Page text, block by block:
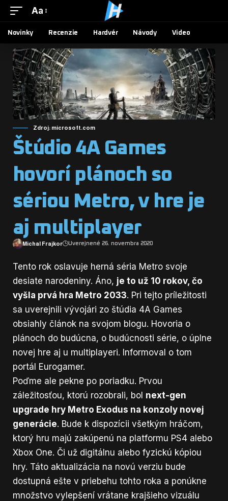
Aa
Novinky Recenzie Hardvér Návody Video
Zdroj: microsoft.com
Štúdio 4A Games
hovorí plánoch so
sériou Metro, v hre je
aj multiplayer
Michal Frajkor Uverejnené 26. novembra 2020
Tento rok oslavuje herná séria Metro svoje
desiate narodeniny. Áno, je to už 10 rokov, čo
vyšla prvá hra Metro 2033. Pri tejto príležitosti
sa uverejnili vývojári zo štúdia 4A Games
obsiahly článok na svojom blogu. Hovoria o
plánoch do budúcna, o budúcnosti série, o úplne
novej hre aj u multiplayeri. Informoval o tom
portál Eurogamer.
Poďme ale pekne po poriadku. Prvou
záležitosťou, ktorú rozobrali, bol next-gen
upgrade hry Metro Exodus na konzoly novej
generácie. Bude k dispozícii všetkým hráčom,
ktorý hru majú zakúpenú na platformu PS4 alebo
Xbox One. Či už digitálnu alebo fyzickú kópiou
hry. Táto aktualizácia na novú verziu bude
dostupná ešte v priebehu tohto roka a ponúkne
množstvo vylepšení vrátane krajšieho vizuálu